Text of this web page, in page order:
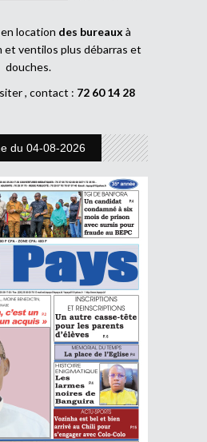
location des bureaux à
et ventilos plus débarras et
douches.
, contact : 72 60 14 28
du 04-08-2026